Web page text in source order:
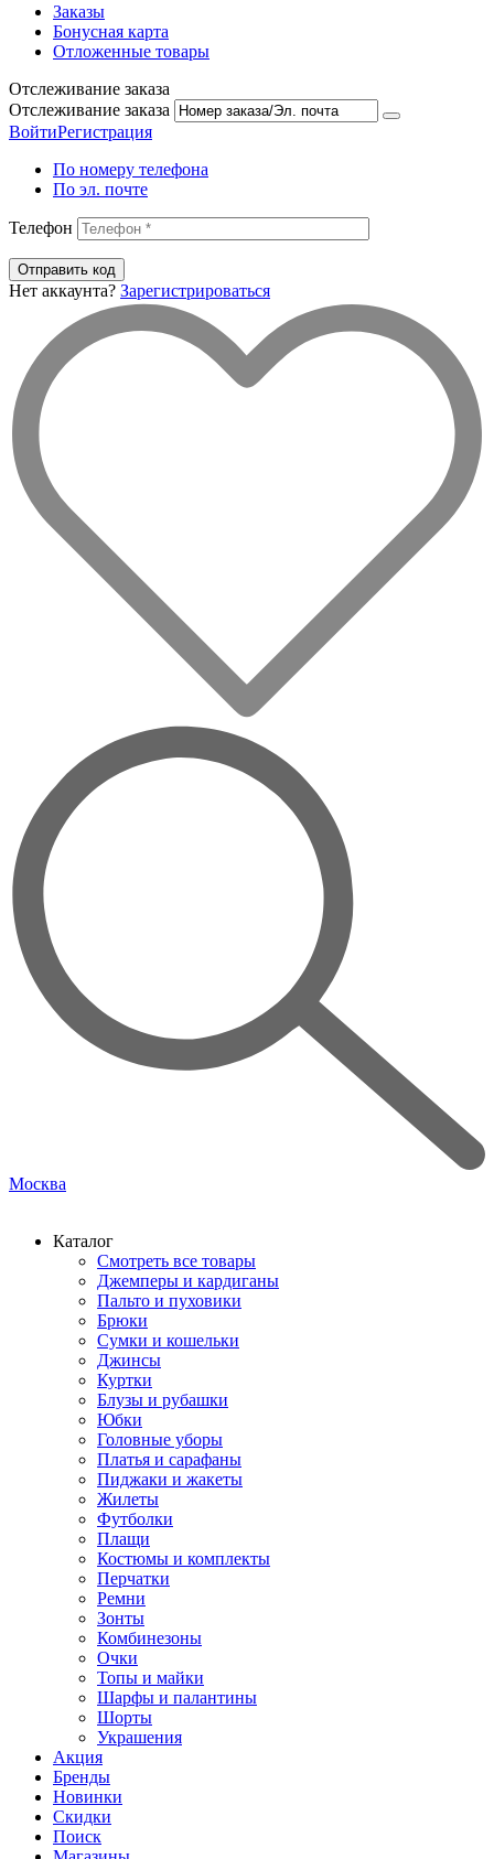
Заказы
Бонусная карта
Отложенные товары
Отслеживание заказа
Отслеживание заказа
ВойтиРегистрация
По номеру телефона
По эл. почте
Телефон
Отправить код
Нет аккаунта? Зарегистрироваться
Москва
Каталог
Смотреть все товары
Джемперы и кардиганы
Пальто и пуховики
Брюки
Сумки и кошельки
Джинсы
Куртки
Блузы и рубашки
Юбки
Головные уборы
Платья и сарафаны
Пиджаки и жакеты
Жилеты
Футболки
Плащи
Костюмы и комплекты
Перчатки
Ремни
Зонты
Комбинезоны
Очки
Топы и майки
Шарфы и палантины
Шорты
Украшения
Акция
Бренды
Новинки
Скидки
Поиск